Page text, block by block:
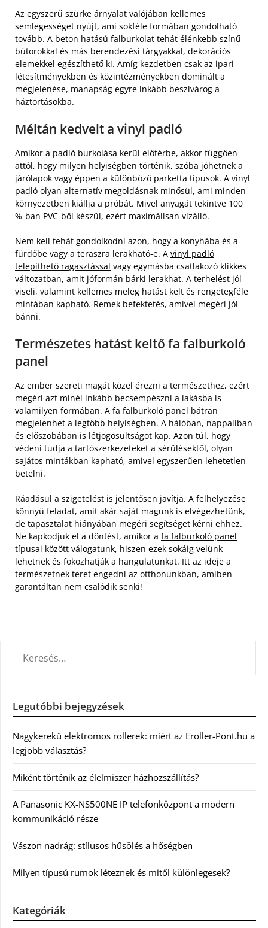
Az egyszerű szürke árnyalat valójában kellemes
semlegességet nyújt, ami sokféle formában gondolható
tovább. A beton hatású falburkolat tehát élénkebb színű
bútorokkal és más berendezési tárgyakkal, dekorációs
elemekkel egészíthető ki. Amíg kezdetben csak az ipari
létesítményekben és közintézményekben dominált a
megjelenése, manapság egyre inkább beszivárog a
háztortásokba.
Méltán kedvelt a vinyl padló
Amikor a padló burkolása kerül előtérbe, akkor függően
attól, hogy milyen helyiségben történik, szóba jöhetnek a
járólapok vagy éppen a különböző parketta típusok. A vinyl
padló olyan alternatív megoldásnak minősül, ami minden
környezetben kiállja a próbát. Mivel anyagát tekintve 100
%-ban PVC-ből készül, ezért maximálisan vízálló.
Nem kell tehát gondolkodni azon, hogy a konyhába és a
fürdőbe vagy a teraszra lerakható-e. A vinyl padló
telepíthető ragasztással vagy egymásba csatlakozó klikkes
változatban, amit jóformán bárki lerakhat. A terhelést jól
viseli, valamint kellemes meleg hatást kelt és rengetegféle
mintában kapható. Remek befektetés, amivel megéri jól
bánni.
Természetes hatást keltő fa falburkoló
panel
Az ember szereti magát közel érezni a természethez, ezért
megéri azt minél inkább becsempészni a lakásba is
valamilyen formában. A fa falburkoló panel bátran
megjelenhet a legtöbb helyiségben. A hálóban, nappaliban
és előszobában is létjogosultságot kap. Azon túl, hogy
védeni tudja a tartószerkezeteket a sérülésektől, olyan
sajátos mintákban kapható, amivel egyszerűen lehetetlen
betelni.
Ráadásul a szigetelést is jelentősen javítja. A felhelyezése
könnyű feladat, amit akár saját magunk is elvégezhetünk,
de tapasztalat hiányában megéri segítséget kérni ehhez.
Ne kapkodjuk el a döntést, amikor a fa falburkoló panel
típusai között válogatunk, hiszen ezek sokáig velünk
lehetnek és fokozhatják a hangulatunkat. Itt az ideje a
természetnek teret engedni az otthonunkban, amiben
garantáltan nem csalódik senki!
Legutóbbi bejegyzések
Nagykerekű elektromos rollerek: miért az Eroller-Pont.hu a
legjobb választás?
Miként történik az élelmiszer házhozszállítás?
A Panasonic KX-NS500NE IP telefonközpont a modern
kommunikáció része
Vászon nadrág: stílusos hűsölés a hőségben
Milyen típusú rumok léteznek és mitől különlegesek?
Kategóriák